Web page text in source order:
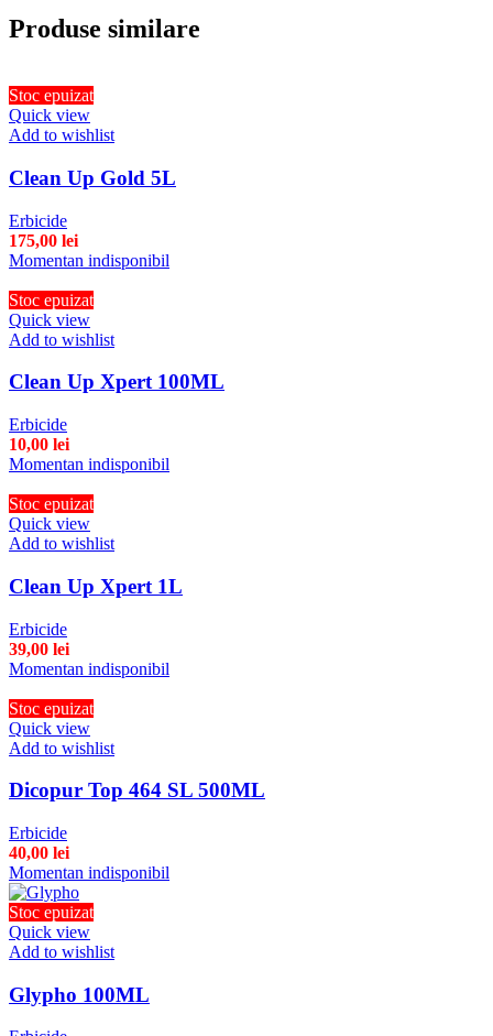
Produse similare
Stoc epuizat
Quick view
Add to wishlist
Clean Up Gold 5L
Erbicide
175,00 lei
Momentan indisponibil
Stoc epuizat
Quick view
Add to wishlist
Clean Up Xpert 100ML
Erbicide
10,00 lei
Momentan indisponibil
Stoc epuizat
Quick view
Add to wishlist
Clean Up Xpert 1L
Erbicide
39,00 lei
Momentan indisponibil
Stoc epuizat
Quick view
Add to wishlist
Dicopur Top 464 SL 500ML
Erbicide
40,00 lei
Momentan indisponibil
Stoc epuizat
Quick view
Add to wishlist
Glypho 100ML